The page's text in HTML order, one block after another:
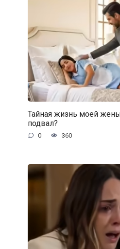
Тайная жизнь моей
подвал?
0 360